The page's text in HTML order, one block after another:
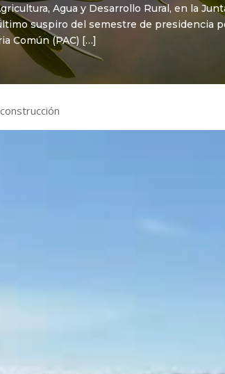
Agua y Desarrollo Rural, en la
suspiro del semestre de presidencia
Común (PAC) […]